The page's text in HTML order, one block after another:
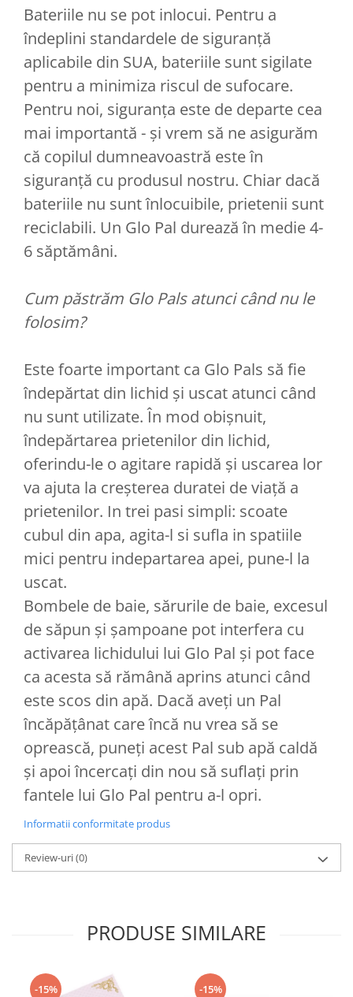
Bateriile nu se pot inlocui. Pentru a
îndeplini standardele de siguranță
aplicabile din SUA, bateriile sunt sigilate
pentru a minimiza riscul de sufocare.
Pentru noi, siguranța este de departe cea
mai importantă - și vrem să ne asigurăm
că copilul dumneavoastră este în
siguranță cu produsul nostru. Chiar dacă
bateriile nu sunt înlocuibile, prietenii sunt
reciclabili. Un Glo Pal durează în medie 4-
6 săptămâni.
Cum păstrăm Glo Pals atunci când nu le
folosim?
Este foarte important ca Glo Pals să fie
îndepărtat din lichid și uscat atunci când
nu sunt utilizate. În mod obișnuit,
îndepărtarea prietenilor din lichid,
oferindu-le o agitare rapidă și uscarea lor
va ajuta la creșterea duratei de viață a
prietenilor. In trei pasi simpli: scoate
cubul din apa, agita-l si sufla in spatiile
mici pentru indepartarea apei, pune-l la
uscat.
Bombele de baie, sărurile de baie, excesul
de săpun și șampoane pot interfera cu
activarea lichidului lui Glo Pal și pot face
ca acesta să rămână aprins atunci când
este scos din apă. Dacă aveți un Pal
încăpățânat care încă nu vrea să se
oprească, puneți acest Pal sub apă caldă
și apoi încercați din nou să suflați prin
fantele lui Glo Pal pentru a-l opri.
Informatii conformitate produs
Review-uri(0)
PRODUSE SIMILARE
-15% -15%